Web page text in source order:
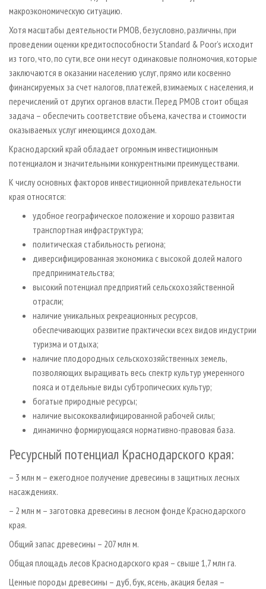
макроэкономическую ситуацию.
Хотя масштабы деятельности РМОВ, безусловно, различны, при
проведении оценки кредитоспособности Standard & Poor’s исходит
из того, что, по сути, все они несут одинаковые полномочия, которые
заключаются в оказании населению услуг, прямо или косвенно
финансируемых за счет налогов, платежей, взимаемых с населения, и
перечислений от других органов власти. Перед РМОВ стоит общая
задача – обеспечить соответствие объема, качества и стоимости
оказываемых услуг имеющимся доходам.
Краснодарский край обладает огромным инвестиционным
потенциалом и значительными конкурентными преимуществами.
К числу основных факторов инвестиционной привлекательности
края относятся:
удобное географическое положение и хорошо развитая
транспортная инфраструктура;
политическая стабильность региона;
диверсифицированная экономика с высокой долей малого
предпринимательства;
высокий потенциал предприятий сельскохозяйственной
отрасли;
наличие уникальных рекреационных ресурсов,
обеспечивающих развитие практически всех видов индустрии
туризма и отдыха;
наличие плодородных сельскохозяйственных земель,
позволяющих выращивать весь спектр культур умеренного
пояса и отдельные виды субтропических культур;
богатые природные ресурсы;
наличие высококвалифицированной рабочей силы;
динамично формирующаяся нормативно-правовая база.
Ресурсный потенциал Краснодарского края:
– 3 млн м – ежегодное получение древесины в защитных лесных
насаждениях.
– 2 млн м – заготовка древесины в лесном фонде Краснодарского
края.
Общий запас древесины – 207 млн м.
Общая площадь лесов Краснодарского края – свыше 1,7 млн га.
Ценные породы древесины – дуб, бук, ясень, акация белая –